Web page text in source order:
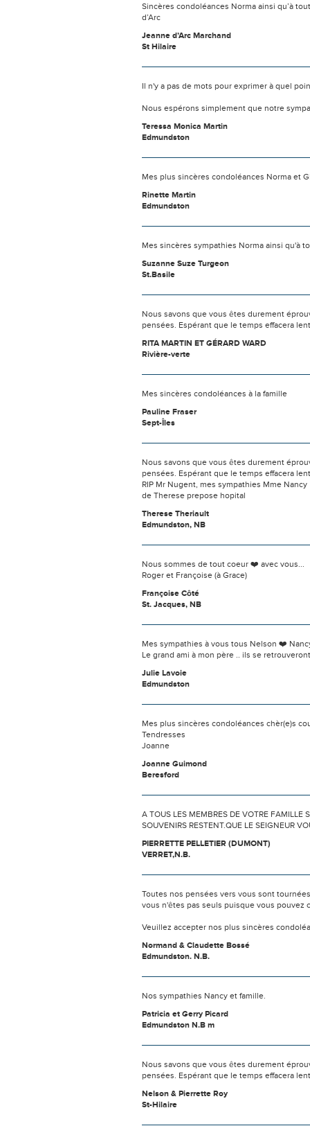
Sincères condoléances Norma ainsi qu’à
d’Arc
Jeanne d’Arc Marchand
St Hilaire
Il n'y a pas de mots pour exprimer à quel
Nous espérons simplement que notre
Teressa Monica Martin
Edmundston
Mes plus sincères condoléances Norma et
Rinette Martin
Edmundston
Mes sincères sympathies Norma ainsi qu'à
Suzanne Suze Turgeon
St.Basile
Nous savons que vous êtes durement
pensées. Espérant que le temps effacera
RITA MARTIN ET GÉRARD WARD
Rivière-verte
Mes sincères condoléances à la famille
Pauline Fraser
Sept-Îles
Nous savons que vous êtes durement
pensées. Espérant que le temps effacera
RIP Mr Nugent, mes sympathies Mme Nancy
de Therese prepose hopital
Therese Theriault
Edmundston, NB
Nous sommes de tout coeur ❤️ avec vous...
Roger et Françoise (à Grace)
Françoise Côté
St. Jacques, NB
Mes sympathies à vous tous Nelson ❤️
Le grand ami à mon père .. ils se
Julie Lavoie
Edmundston
Mes plus sincères condoléances chèr(e)s
Tendresses
Joanne
Joanne Guimond
Beresford
A TOUS LES MEMBRES DE VOTRE FAMILLE
SOUVENIRS RESTENT.QUE LE SEIGNEUR
PIERRETTE PELLETIER (DUMONT)
VERRET,N.B.
Toutes nos pensées vers vous sont
vous n'êtes pas seuls puisque vous pouvez
Veuillez accepter nos plus sincères
Normand & Claudette Bossé
Edmundston. N.B.
Nos sympathies Nancy et famille.
Patricia et Gerry Picard
Edmundston N.B m
Nous savons que vous êtes durement
pensées. Espérant que le temps effacera
Nelson & Pierrette Roy
St-Hilaire